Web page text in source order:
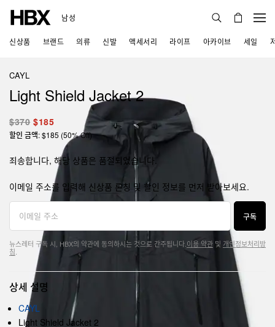
남성
신상품 브랜드 의류 신발 액세서리 라이프 아카이브 세일
CAYL
Light Shield Jacket 2
$370 $185
할인 금액: $185 (50% Off)
죄송합니다, 해당 상품은 품절되었습니다.
이메일 주소를 입력해 신상품 론칭 및 할인 정보를 먼저 받아보세요.
구독
뉴스레터 구독 시, HBX의 약관에 동의하시는 것으로 간주됩니다. 이용 약관 및 개인정보처리방
침
상세 설명
CAYL
Light Shield Jacket 2